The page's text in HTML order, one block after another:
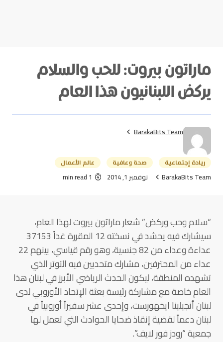
ماراتون بيروت: للحب والسلام
يركض اللبنانيون هذا العام
BarakaBits Team
ريادة إجتماعية صحة وعافية عالم الأعمال
BarakaBits Team نوفمبر 1, 2014 1 min read
“سلام وحب وركض” شعار ماراتون بيروت لهذا العام،
سيشارك فيه يحشد في نسخته 12 المقررة غداً 37153
عداءة وعداء من 82 جنسية، وهو رقم قياسي، بينهم 22
عداء من المحترفين، مشارك متحديين فيه التوتر الذي
تشهده المنطقة، ليكون الحدث الرياضي الأبرز في لبنان هذا
العام خاصة مع مشاركة رئيسة بعثة الإتحاد الأوروبي لدى
لبنان أنجيلينا ايخهورست، وإحدى عشر سفيراً أوروبياً في
لبنان دعماً لقضية إنقاذ ضحايا الحوادث التي تعمل لها
جمعية “رودز فور لايف”.